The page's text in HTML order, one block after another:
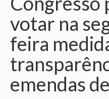
DIRETORIA
ESTATUTO
ATAS
LOCALIZAÇÃO
QUEM SOMOS
votar na
feira
emendas